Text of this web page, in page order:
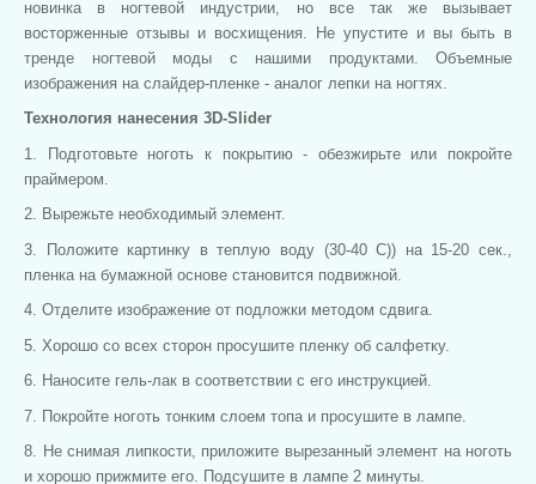
новинка в ногтевой индустрии, но все так же вызывает
восторженные отзывы и восхищения. Не упустите и вы быть в
тренде ногтевой моды с нашими продуктами. Объемные
изображения на слайдер-пленке - аналог лепки на ногтях.
Технология нанесения 3D-Slider
1. Подготовьте ноготь к покрытию - обезжирьте или покройте
праймером.
2. Вырежьте необходимый элемент.
3. Положите картинку в теплую воду (30-40 С)) на 15-20 сек.,
пленка на бумажной основе становится подвижной.
4. Отделите изображение от подложки методом сдвига.
5. Хорошо со всех сторон просушите пленку об салфетку.
6. Наносите гель-лак в соответствии с его инструкцией.
7. Покройте ноготь тонким слоем топа и просушите в лампе.
8. Не снимая липкости, приложите вырезанный элемент на ноготь
и хорошо прижмите его. Подсушите в лампе 2 минуты.